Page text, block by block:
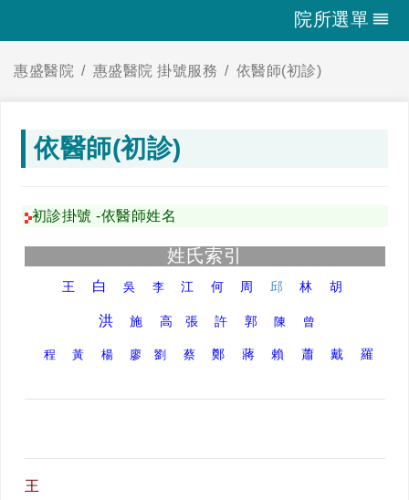
院所選單
惠盛醫院 惠盛醫院 掛號服務 依醫師(初診)
依醫師(初診)
初診掛號 -依醫師姓名
姓氏索引
王 白 吳 李 江 何 周 邱 林 胡
洪 施 高 張 許 郭 陳 曾
程 黃 楊 廖 劉 蔡 鄭 蔣 賴 蕭 戴 羅
王